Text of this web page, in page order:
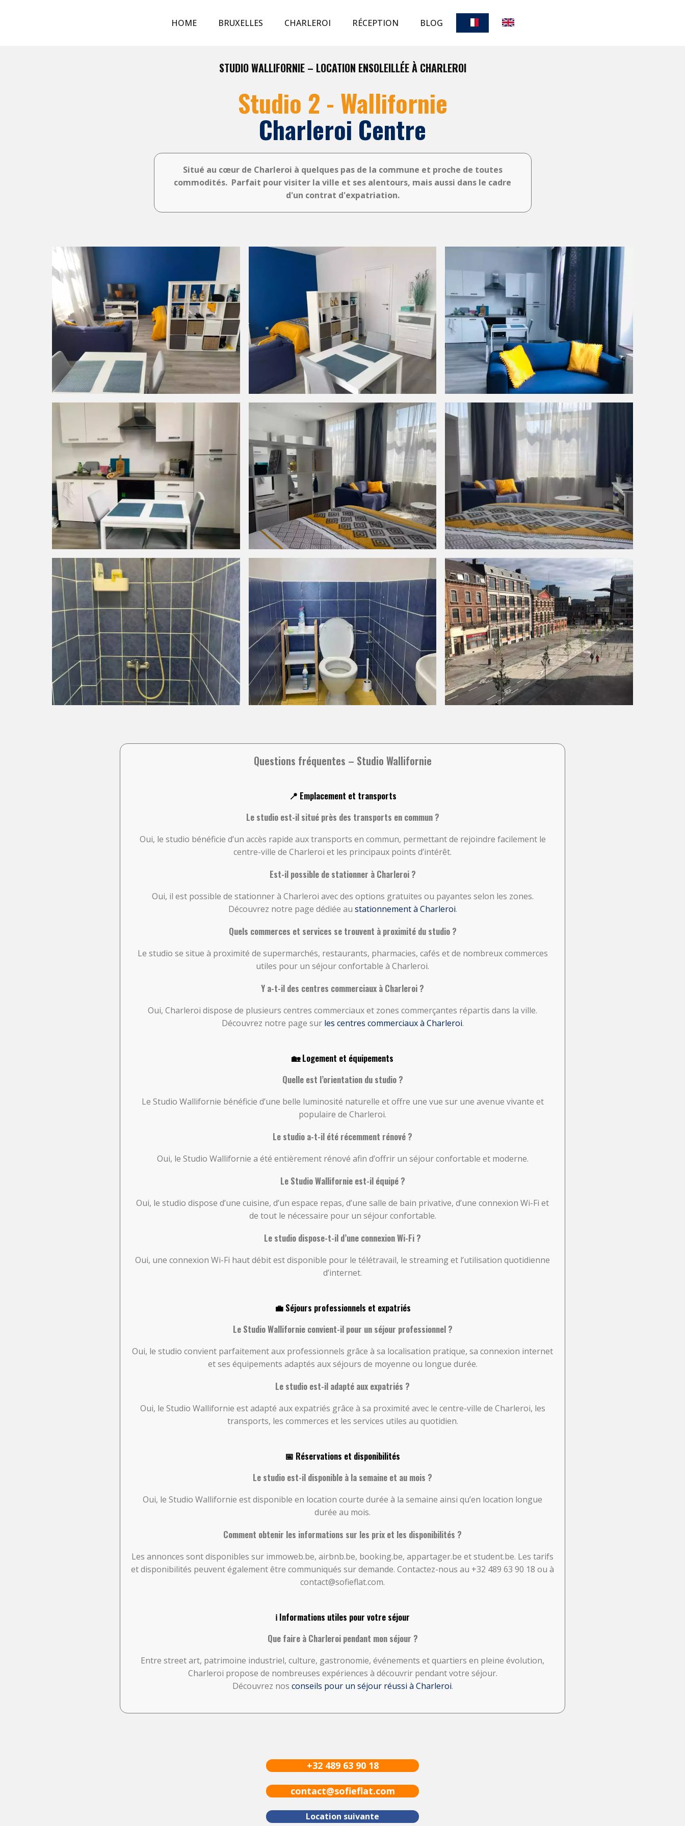
HOME BRUXELLES CHARLEROI RÉCEPTION BLOG
STUDIO WALLIFORNIE – LOCATION ENSOLEILLÉE À CHARLEROI
Studio 2 - Wallifornie
Charleroi Centre
Situé au cœur de Charleroi à quelques pas de la commune et proche de toutes
commodités. Parfait pour visiter la ville et ses alentours, mais aussi dans le cadre
d'un contrat d'expatriation.
Questions fréquentes – Studio Wallifornie
📍 Emplacement et transports
Le studio est-il situé près des transports en commun ?
Oui, le studio bénéficie d’un accès rapide aux transports en commun, permettant de rejoindre facilement le
centre-ville de Charleroi et les principaux points d’intérêt.
Est-il possible de stationner à Charleroi ?
Oui, il est possible de stationner à Charleroi avec des options gratuites ou payantes selon les zones.
Découvrez notre page dédiée au stationnement à Charleroi.
Quels commerces et services se trouvent à proximité du studio ?
Le studio se situe à proximité de supermarchés, restaurants, pharmacies, cafés et de nombreux commerces
utiles pour un séjour confortable à Charleroi.
Y a-t-il des centres commerciaux à Charleroi ?
Oui, Charleroi dispose de plusieurs centres commerciaux et zones commerçantes répartis dans la ville.
Découvrez notre page sur les centres commerciaux à Charleroi.
🏡 Logement et équipements
Quelle est l’orientation du studio ?
Le Studio Wallifornie bénéficie d’une belle luminosité naturelle et offre une vue sur une avenue vivante et
populaire de Charleroi.
Le studio a-t-il été récemment rénové ?
Oui, le Studio Wallifornie a été entièrement rénové afin d’offrir un séjour confortable et moderne.
Le Studio Wallifornie est-il équipé ?
Oui, le studio dispose d’une cuisine, d’un espace repas, d’une salle de bain privative, d’une connexion Wi-Fi et
de tout le nécessaire pour un séjour confortable.
Le studio dispose-t-il d’une connexion Wi-Fi ?
Oui, une connexion Wi-Fi haut débit est disponible pour le télétravail, le streaming et l’utilisation quotidienne
d’internet.
💼 Séjours professionnels et expatriés
Le Studio Wallifornie convient-il pour un séjour professionnel ?
Oui, le studio convient parfaitement aux professionnels grâce à sa localisation pratique, sa connexion internet
et ses équipements adaptés aux séjours de moyenne ou longue durée.
Le studio est-il adapté aux expatriés ?
Oui, le Studio Wallifornie est adapté aux expatriés grâce à sa proximité avec le centre-ville de Charleroi, les
transports, les commerces et les services utiles au quotidien.
📅 Réservations et disponibilités
Le studio est-il disponible à la semaine et au mois ?
Oui, le Studio Wallifornie est disponible en location courte durée à la semaine ainsi qu’en location longue
durée au mois.
Comment obtenir les informations sur les prix et les disponibilités ?
Les annonces sont disponibles sur immoweb.be, airbnb.be, booking.be, appartager.be et student.be. Les tarifs
et disponibilités peuvent également être communiqués sur demande. Contactez-nous au +32 489 63 90 18 ou à
contact@sofieflat.com.
ℹ️ Informations utiles pour votre séjour
Que faire à Charleroi pendant mon séjour ?
Entre street art, patrimoine industriel, culture, gastronomie, événements et quartiers en pleine évolution,
Charleroi propose de nombreuses expériences à découvrir pendant votre séjour.
Découvrez nos conseils pour un séjour réussi à Charleroi.
+32 489 63 90 18
contact@sofieflat.com
Location suivante